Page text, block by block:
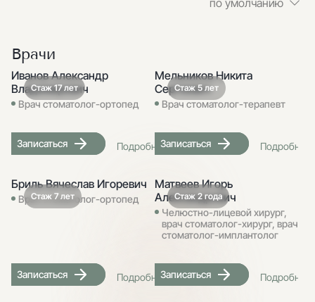
по умолчанию
Врачи
Стаж 17 лет
Иванов Александр
Владимирович
Врач стоматолог-ортопед
Записаться Подробнее
Стаж 5 лет
Мельников Никита
Сергеевич
Врач стоматолог-терапевт
Записаться Подробнее
Стаж 7 лет
Бриль Вячеслав Игоревич
Врач стоматолог-ортопед
Записаться Подробнее
Стаж 2 года
Матвеев Игорь
Александрович
Челюстно-лицевой хирург,
врач стоматолог-хирург, врач
стоматолог-имплантолог
Записаться Подробнее